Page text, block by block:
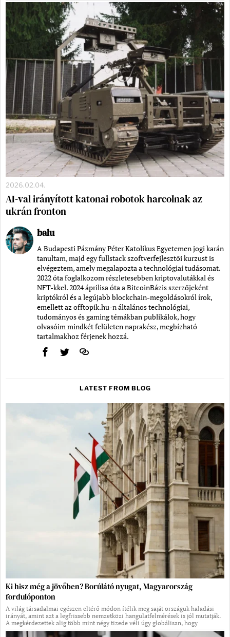
2026.02.04.
AI-val irányított katonai robotok harcolnak az
ukrán fronton
balu
A Budapesti Pázmány Péter Katolikus Egyetemen jogi karán
tanultam, majd egy fullstack szoftverfejlesztői kurzust is
elvégeztem, amely megalapozta a technológiai tudásomat.
2022 óta foglalkozom részletesebben kriptovalutákkal és
NFT-kkel. 2024 áprilisa óta a BitcoinBázis szerzőjeként
kriptókról és a legújabb blockchain-megoldásokról írok,
emellett az offtopik.hu-n általános technológiai,
tudományos és gaming témákban publikálok, hogy
olvasóim mindkét felületen naprakész, megbízható
tartalmakhoz férjenek hozzá.
LATEST FROM BLOG
Ki hisz még a jövőben? Borúlátó nyugat, Magyarország
fordulóponton
A világ társadalmai egészen eltérő módon ítélik meg saját országuk haladási
irányát, amint azt a legfrissebb nemzetközi hangulatfelmérések is jól mutatják.
A megkérdezettek alig több mint négy tizede véli úgy globálisan, hogy